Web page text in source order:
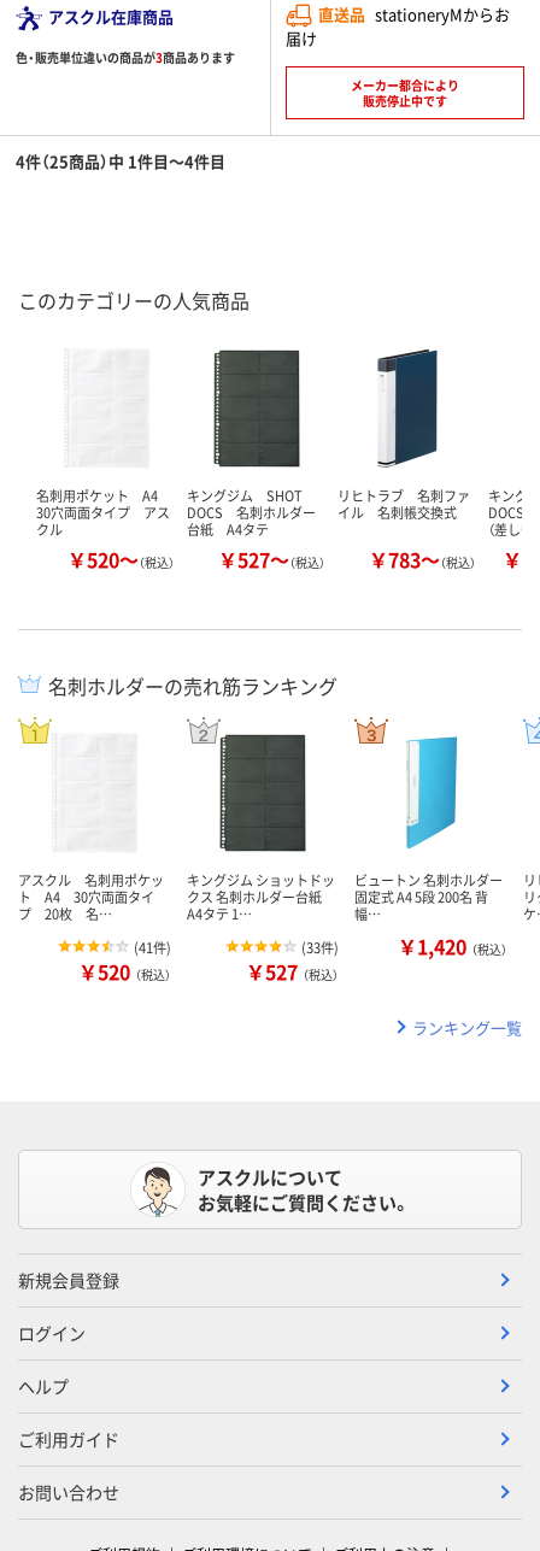
アスクル在庫商品
色・販売単位違いの商品が3商品あります
直送品 stationeryMからお
届け
メーカー都合により
販売停止中です
4件（25商品）中 1件目～4件目
このカテゴリーの人気商品
名刺用ポケット A4
30穴両面タイプ アス
クル
￥520～（税込）
キングジム SHOT
DOCS 名刺ホルダー
台紙 A4タテ
￥527～（税込）
リヒトラブ 名刺ファ
イル 名刺帳交換式
￥783～（税込）
キン
DOCS
（差し
￥
名刺ホルダーの売れ筋ランキング
アスクル 名刺用ポケッ
ト A4 30穴両面タイ
プ 20枚 名…
(41件)
￥520 （税込）
キングジム ショットドッ
クス 名刺ホルダー台紙
A4タテ 1…
(33件)
￥527 （税込）
ビュートン 名刺ホルダー
固定式 A4 5段 200名 背
幅…
￥1,420 （税込）
ランキング一覧
アスクルについて
お気軽にご質問ください。
新規会員登録
ログイン
ヘルプ
ご利用ガイド
お問い合わせ